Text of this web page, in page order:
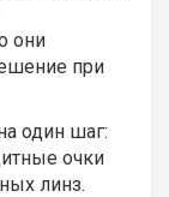
они
при
один шаг:
очки
линз.